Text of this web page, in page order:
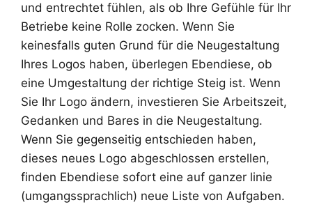
und entrechtet fühlen, als ob Ihre Gefühle für Ihr
Betriebe keine Rolle zocken. Wenn Sie
keinesfalls guten Grund für die Neugestaltung
Ihres Logos haben, überlegen Ebendiese, ob
eine Umgestaltung der richtige Steig ist. Wenn
Sie Ihr Logo ändern, investieren Sie Arbeitszeit,
Gedanken und Bares in die Neugestaltung.
Wenn Sie gegenseitig entschieden haben,
dieses neues Logo abgeschlossen erstellen,
finden Ebendiese sofort eine auf ganzer linie
(umgangssprachlich) neue Liste von Aufgaben.